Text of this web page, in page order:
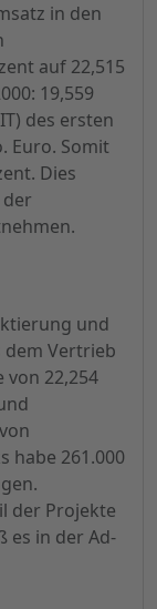
in den
auf 22,515
19,559
des ersten
Euro. Somit
Dies
und
dem Vertrieb
22,254
habe 261.000
der Projekte
es in der Ad-